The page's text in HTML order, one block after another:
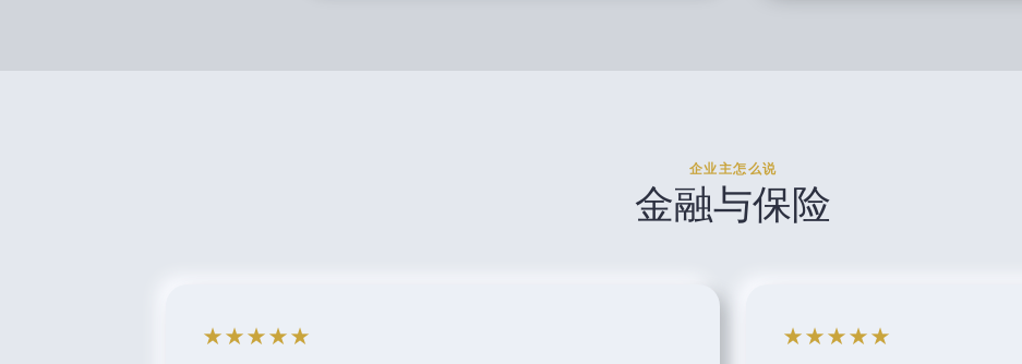
企业主怎么说
金融与保险
★★★★★ ★★★★★